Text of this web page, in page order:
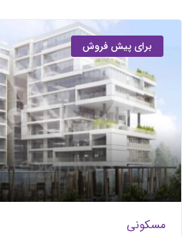
پیش فروش